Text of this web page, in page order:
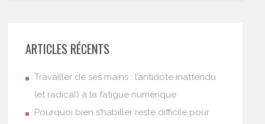
ARTICLES RÉCENTS
Travailler de ses mains : l’antidote inattendu
(et radical) à la fatigue numérique
Pourquoi bien s’habiller reste difficile pour